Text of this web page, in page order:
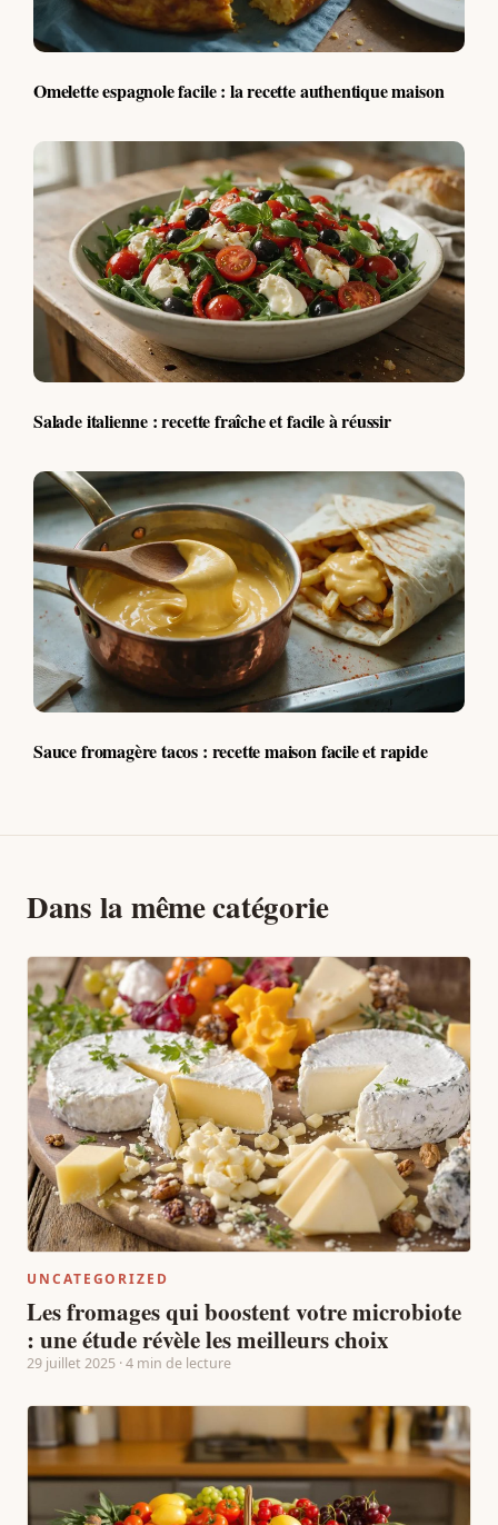
Omelette espagnole facile : la recette authentique maison
Salade italienne : recette fraîche et facile à réussir
Sauce fromagère tacos : recette maison facile et rapide
Dans la même catégorie
UNCATEGORIZED
Les fromages qui boostent votre microbiote
: une étude révèle les meilleurs choix
29 juillet 2025 · 4 min de lecture